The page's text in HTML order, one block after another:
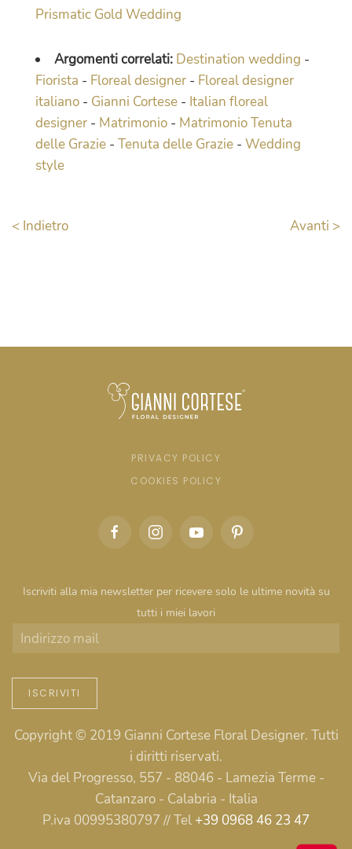
Prismatic Gold Wedding
Argomenti correlati: Destination wedding -
Fiorista - Floreal designer - Floreal designer
italiano - Gianni Cortese - Italian floreal
designer - Matrimonio - Matrimonio Tenuta
delle Grazie - Tenuta delle Grazie - Wedding
style
< Indietro Avanti >
PRIVACY POLICY
COOKIES POLICY
Iscriviti alla mia newsletter per ricevere solo le ultime novità su
tutti i miei lavori
ISCRIVITI
Copyright © 2019 Gianni Cortese Floral Designer. Tutti
i diritti riservati.
Via del Progresso, 557 - 88046 - Lamezia Terme -
Catanzaro - Calabria - Italia
P.iva 00995380797 // Tel +39 0968 46 23 47